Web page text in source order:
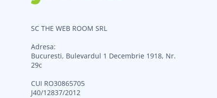
SC THE WEB ROOM SRL
Adresa:
Bucuresti, Bulevardul 1 Decembrie 1918, Nr.
29c
CUI RO30865705
J40/12837/2012